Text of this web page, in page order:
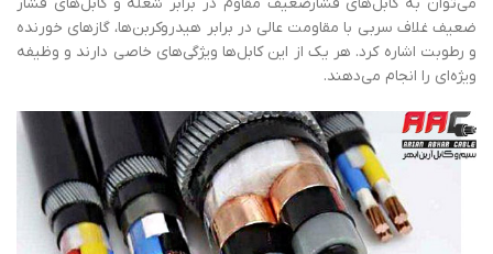
ضعیف غلاف سربی با مقاومت عالی در برابر هیدروکربن‌ها، گازهای خورنده
و رطوبت اشاره کرد. هر یک از این کابل‌ها ویژگی‌های خاصی دارند و وظیفه
ویژه‌ای را انجام می‌دهند.